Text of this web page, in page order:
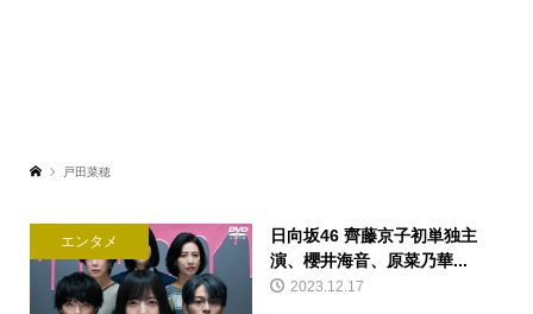
戸田菜穂
エンタメ
日向坂46 齊藤京子初単独主
演、櫻井海音、原菜乃華...
2023.12.17